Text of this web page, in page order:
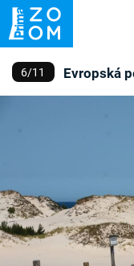
Trendy: ZRÁDCI
Témata
Témata
6/11 Evropská